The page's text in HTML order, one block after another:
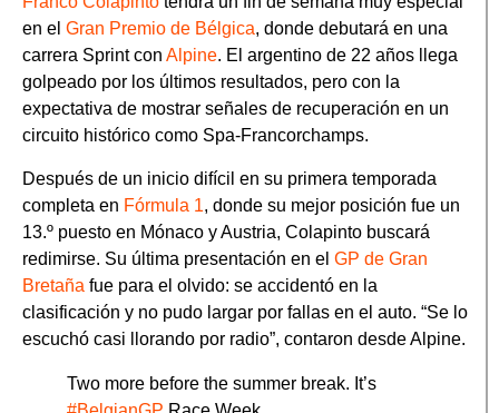
en el Gran Premio de Bélgica, donde debutará en una
carrera Sprint con Alpine. El argentino de 22 años llega
golpeado por los últimos resultados, pero con la
expectativa de mostrar señales de recuperación en un
circuito histórico como Spa-Francorchamps.
Después de un inicio difícil en su primera temporada
completa en Fórmula 1, donde su mejor posición fue un
13.º puesto en Mónaco y Austria, Colapinto buscará
redimirse. Su última presentación en el GP de Gran
Bretaña fue para el olvido: se accidentó en la
clasificación y no pudo largar por fallas en el auto. “Se lo
escuchó casi llorando por radio”, contaron desde Alpine.
Two more before the summer break. It’s